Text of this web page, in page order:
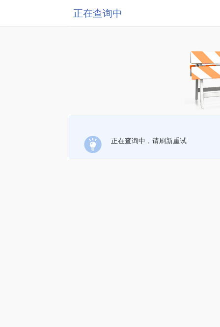
正在查询中
正在查询中，请刷新重试